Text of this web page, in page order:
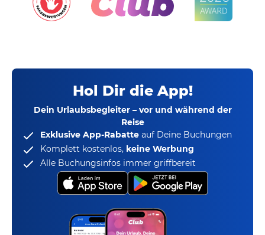
Hol Dir die App!
Dein Urlaubsbegleiter – vor und während der
Reise
Exklusive App-Rabatte auf Deine Buchungen
Komplett kostenlos, keine Werbung
Alle Buchungsinfos immer griffbereit